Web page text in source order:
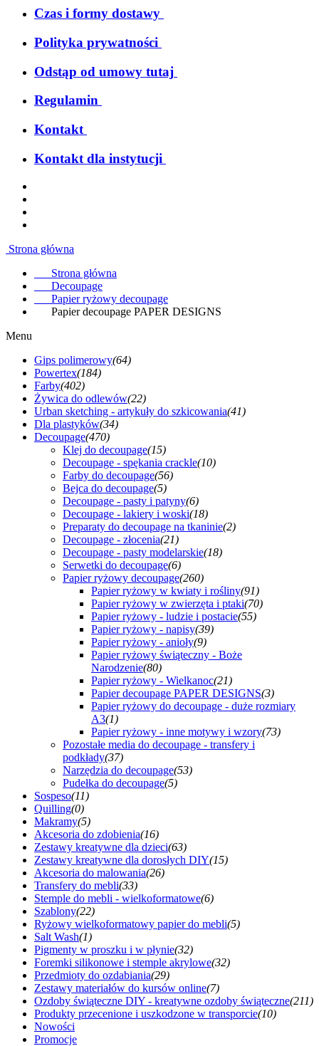
Czas i formy dostawy
Polityka prywatności
Odstąp od umowy tutaj
Regulamin
Kontakt
Kontakt dla instytucji
Strona główna
Strona główna
Decoupage
Papier ryżowy decoupage
Papier decoupage PAPER DESIGNS
Menu
Gips polimerowy(64)
Powertex(184)
Farby(402)
Żywica do odlewów(22)
Urban sketching - artykuły do szkicowania(41)
Dla plastyków(34)
Decoupage(470)
Klej do decoupage(15)
Decoupage - spękania crackle(10)
Farby do decoupage(56)
Bejca do decoupage(5)
Decoupage - pasty i patyny(6)
Decoupage - lakiery i woski(18)
Preparaty do decoupage na tkaninie(2)
Decoupage - złocenia(21)
Decoupage - pasty modelarskie(18)
Serwetki do decoupage(6)
Papier ryżowy decoupage(260)
Papier ryżowy w kwiaty i rośliny(91)
Papier ryżowy w zwierzęta i ptaki(70)
Papier ryżowy - ludzie i postacie(55)
Papier ryżowy - napisy(39)
Papier ryżowy - anioły(9)
Papier ryżowy świąteczny - Boże
Narodzenie(80)
Papier ryżowy - Wielkanoc(21)
Papier decoupage PAPER DESIGNS(3)
Papier ryżowy do decoupage - duże rozmiary
A3(1)
Papier ryżowy - inne motywy i wzory(73)
Pozostałe media do decoupage - transfery i
podkłady(37)
Narzędzia do decoupage(53)
Pudełka do decoupage(5)
Sospeso(11)
Quilling(0)
Makramy(5)
Akcesoria do zdobienia(16)
Zestawy kreatywne dla dzieci(63)
Zestawy kreatywne dla dorosłych DIY(15)
Akcesoria do malowania(26)
Transfery do mebli(33)
Stemple do mebli - wielkoformatowe(6)
Szablony(22)
Ryżowy wielkoformatowy papier do mebli(5)
Salt Wash(1)
Pigmenty w proszku i w płynie(32)
Foremki silikonowe i stemple akrylowe(32)
Przedmioty do ozdabiania(29)
Zestawy materiałów do kursów online(7)
Ozdoby świąteczne DIY - kreatywne ozdoby świąteczne(211)
Produkty przecenione i uszkodzone w transporcie(10)
Nowości
Promocje